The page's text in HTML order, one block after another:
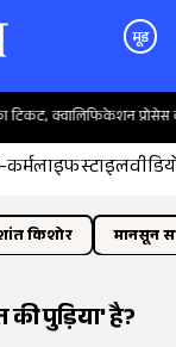
मूड
क्वालिफिकेशन प्रोसेस क्या है?
कर्मलाइफस्टाइल
किशोर मानसून
पुड़िया' है?